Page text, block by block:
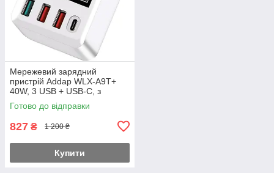
Мережевий зарядний
пристрій Addap WLX-A9T+
40W, 3 USB + USB-C, з
швидкою зарядкою Quick
Charge 3.0, LED дисплей
Готово до відправки
827 ₴ 1 200 ₴
Купити